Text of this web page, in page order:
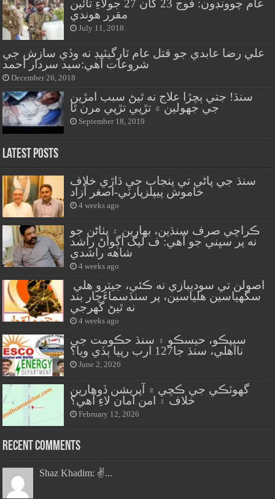
عام چوونڊون: فوج 23 کان 27 جولاءِ تائين
مقرر هوندي
July 11, 2018
علي رضا عابدي جو قتل عام ٽارگيٽيڊ نه وڏي سازش جي
شروعات آهي:سيد سردار احمد
December 26, 2018
سنڌ! جتي ٻچڙا علاج نه ٿيڻ سبب امڙين
جي جهولين ۾ تڙپي تڙپي مرن ٿا
September 18, 2019
Latest Posts
سنڌ جي پاڻي تي پنجاب جي ڌاڙي خلاف
خاموش پيپلزپارٽي-اصغر آزاد
4 weeks ago
ڪراچي صرف سنڌين، بهارين ۽ پٺاڻن جو
نه پر سڀني جو آهي: ف ليگ اڳواڻ راشد
شاهه راشدي
4 weeks ago
سگهياسين هلياسين، پر سنڌسماءَچار بند
نه ٿيڻ گهرجي
4 weeks ago
سيپڪو، حيسڪو ۽ سنڌ حڪومت جي
نااهلي، سنڌ جا127 ارب رپيا ٻڏي ويا؟
June 2, 2026
گهوٽڪي جي ڪچي ۾ آپريشن ڏوهارين
خلاف ۽ امن امان لاءِ آهي؟
February 12, 2026
Recent Comments
Shaz Khadim: ✌️...